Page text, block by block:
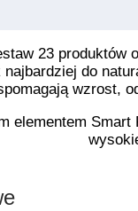
23
do
wzrost,
elementem